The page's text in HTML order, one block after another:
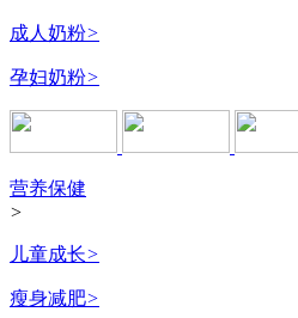
成人奶粉>
孕妇奶粉>
营养保健
>
儿童成长>
瘦身减肥>